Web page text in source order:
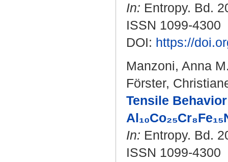
In: Entropy. Bd.
ISSN 1099-4300
DOI: https://
Manzoni, Anna
Förster,
Tensile
In: Entropy. Bd.
ISSN 1099-4300